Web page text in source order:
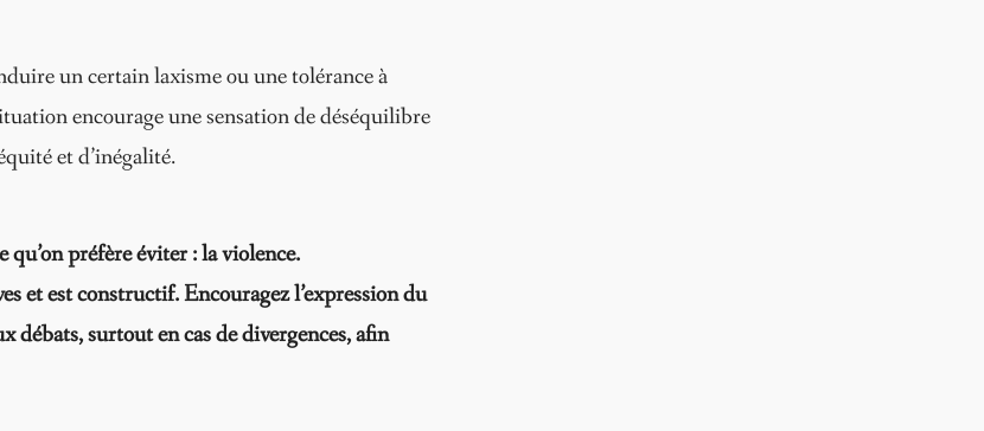
un certain laxisme ou une tolérance à
encourage une sensation de déséquilibre
et d’inégalité.
préfère éviter : la violence.
et est constructif. Encouragez l’expression du
surtout en cas de divergences, afin